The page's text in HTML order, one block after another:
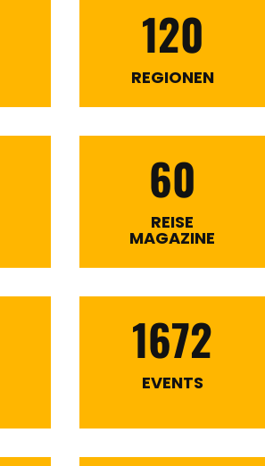
120
REGIONEN
60
REISE
MAGAZINE
1672
EVENTS